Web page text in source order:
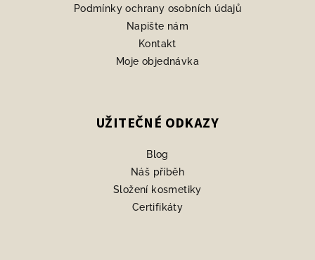
Podmínky ochrany osobních údajů
Napište nám
Kontakt
Moje objednávka
UŽITEČNÉ ODKAZY
Blog
Náš příběh
Složení kosmetiky
Certifikáty